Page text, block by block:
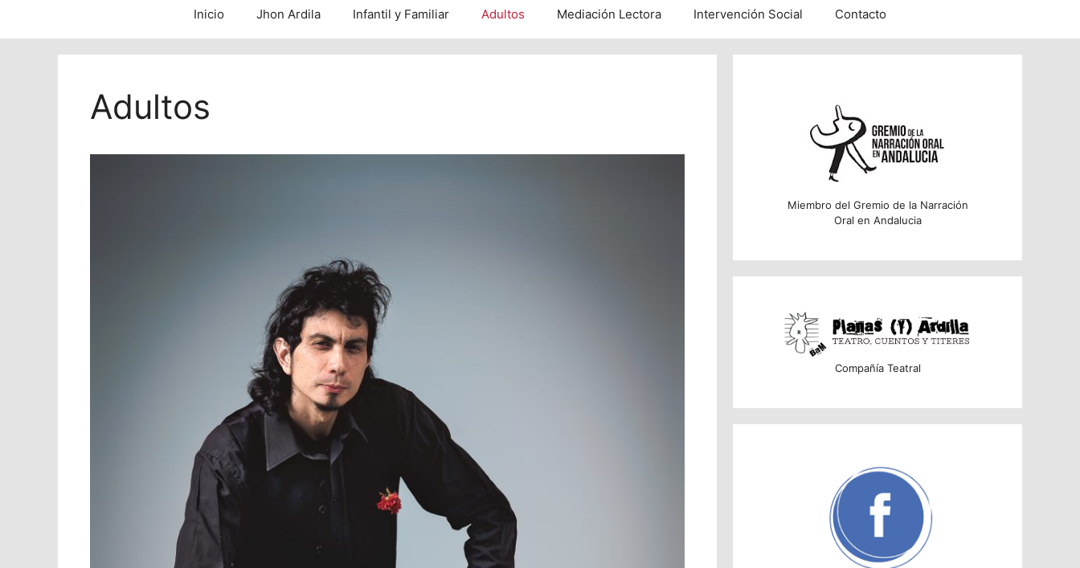
Inicio Jhon Ardila Infantil y Familiar Adultos Mediación Lectora Intervención Social Contacto
Adultos
Miembro del Gremio de la Narración
Oral en Andalucia
Compañía Teatral